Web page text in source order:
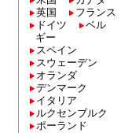
英国
フランス
ドイツ
ベル
ギー
スペイン
スウェーデン
オランダ
デンマーク
イタリア
ルクセンブルク
ポーランド